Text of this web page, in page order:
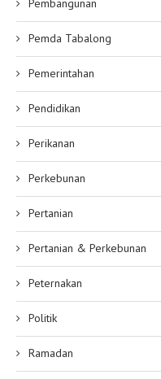
Pembangunan
Pemda Tabalong
Pemerintahan
Pendidikan
Perikanan
Perkebunan
Pertanian
Pertanian & Perkebunan
Peternakan
Politik
Ramadan